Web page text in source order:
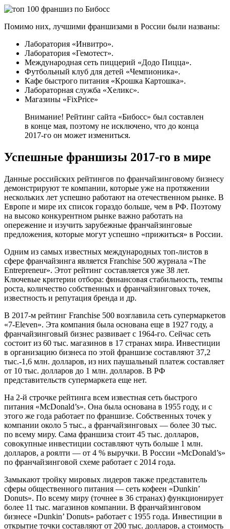
Помимо них, лучшими франшизами в России были названы:
Лаборатория «Инвитро».
Лаборатория «Гемотест».
Международная сеть пиццерий «Додо Пицца».
Футбольный клуб для детей «Чемпионика».
Кафе быстрого питания «Крошка Картошка».
Лабораторная служба «Хеликс».
Магазины «FixPrice»
Внимание! Рейтинг сайта «Бибосс» был составлен
в конце мая, поэтому не исключено, что до конца
2017-го он может измениться.
Успешные франшизы 2017-го в мире
Данные российских рейтингов по франчайзинговому бизнесу
демонстрируют те компании, которые уже на протяжении
нескольких лет успешно работают на отечественном рынке. В
Европе и мире их список гораздо больше, чем в РФ. Поэтому
на высоко конкурентном рынке важно работать на
опережение и изучить зарубежные франчайзинговые
предложения, которые могут успешно «прижиться» в России.
Одним из самых известных международных топ-листов в
сфере франчайзинга является Franchise 500 журнала «The
Entrepreneur». Этот рейтинг составляется уже 38 лет.
Ключевые критерии отбора: финансовая стабильность, темпы
роста, количество собственных и франчайзинговых точек,
известность и репутация бренда и др.
В 2017-м рейтинг Franchise 500 возглавила сеть супермаркетов
«7-Eleven». Эта компания была основана еще в 1927 году, а
франчайзинговый бизнес развивает с 1964-го. Сейчас сеть
состоит из 60 тыс. магазинов в 17 странах мира. Инвестиции
в организацию бизнеса по этой франшизе составляют 37,2
тыс.-1,6 млн. долларов, из них паушальный платеж составляет
от 10 тыс. долларов до 1 млн. долларов. В РФ
представительств супермаркета еще нет.
На 2-й строчке рейтинга всем известная сеть быстрого
питания «McDonald’s». Она была основана в 1955 году, и с
этого же года работает по франшизе. Собственных точек у
компании около 5 тыс., а франчайзинговых — более 30 тыс.
по всему миру. Сама франшиза стоит 45 тыс. долларов,
совокупные инвестиции составляют чуть больше 1 млн.
долларов, а роялти — от 4 % выручки. В России «McDonald’s»
по франчайзинговой схеме работает с 2014 года.
Замыкают тройку мировых лидеров также представитель
сферы общественного питания — сеть кофеен «Dunkin’
Donuts». По всему миру (точнее в 36 странах) функционирует
более 11 тыс. магазинов компании. В франчайзинговом
бизнесе «Dunkin’ Donuts» работает с 1955 года. Инвестиции в
открытие точки составляют от 200 тыс. долларов, а стоимость